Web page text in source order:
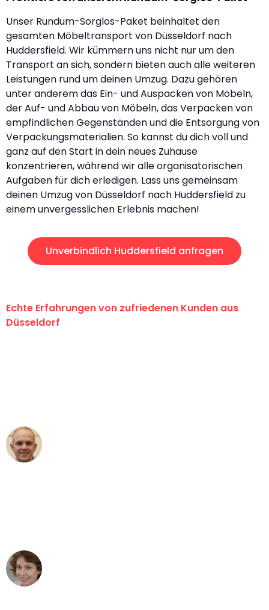
Unser Rundum-Sorglos-Paket beinhaltet den
gesamten Möbeltransport von Düsseldorf nach
Huddersfield. Wir kümmern uns nicht nur um den
Transport an sich, sondern bieten auch alle weiteren
Leistungen rund um deinen Umzug. Dazu gehören
unter anderem das Ein- und Auspacken von Möbeln,
der Auf- und Abbau von Möbeln, das Verpacken von
empfindlichen Gegenständen und die Entsorgung von
Verpackungsmaterialien. So kannst du dich voll und
ganz auf den Start in dein neues Zuhause
konzentrieren, während wir alle organisatorischen
Aufgaben für dich erledigen. Lass uns gemeinsam
deinen Umzug von Düsseldorf nach Huddersfield zu
einem unvergesslichen Erlebnis machen!
Unverbindlich Huddersfield anfragen
Echte Erfahrungen von zufriedenen Kunden aus
Düsseldorf